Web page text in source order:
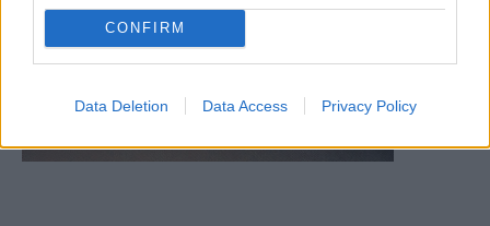
CONFIRM
Data Deletion Data Access Privacy Policy